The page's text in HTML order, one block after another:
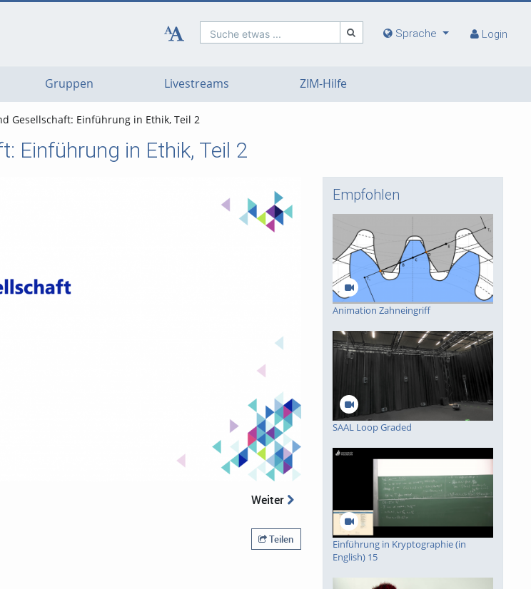
Suche etwas ... Sprache Login
Gruppen Livestreams ZIM-Hilfe
Gesellschaft: Einführung in Ethik, Teil 2
Einführung in Ethik, Teil 2
Video
Weiter
Teilen
Empfohlen
Animation Zahneingriff
SAAL Loop Graded
Einführung in Kryptographie (in
English) 15